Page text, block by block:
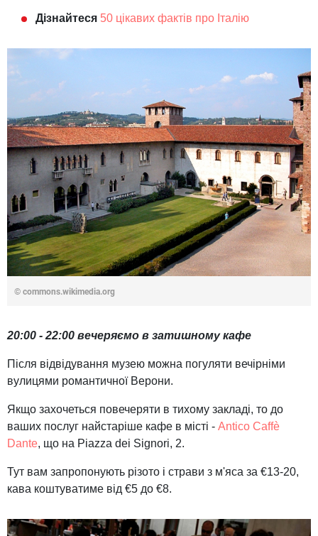
Дізнайтеся 50 цікавих фактів про Італію
© commons.wikimedia.org
20:00 - 22:00 вечеряємо в затишному кафе
Після відвідування музею можна погуляти вечірніми
вулицями романтичної Верони.
Якщо захочеться повечеряти в тихому закладі, то до
ваших послуг найстаріше кафе в місті - Antico Caffè
Dante, що на Piazza dei Signori, 2.
Тут вам запропонують різото і страви з м'яса за €13-20,
кава коштуватиме від €5 до €8.